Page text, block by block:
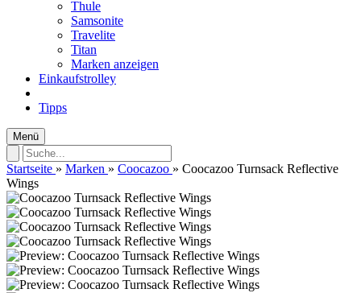
Thule
Samsonite
Travelite
Titan
Marken anzeigen
Einkaufstrolley
Tipps
Menü
Startseite » Marken » Coocazoo » Coocazoo Turnsack Reflective
Wings